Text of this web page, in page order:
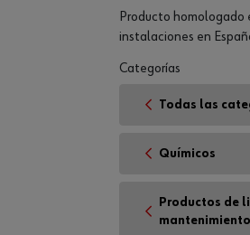
Producto homologado
instalaciones en
Categorías
Todas las
Químicos
Productos de
mantenimiento